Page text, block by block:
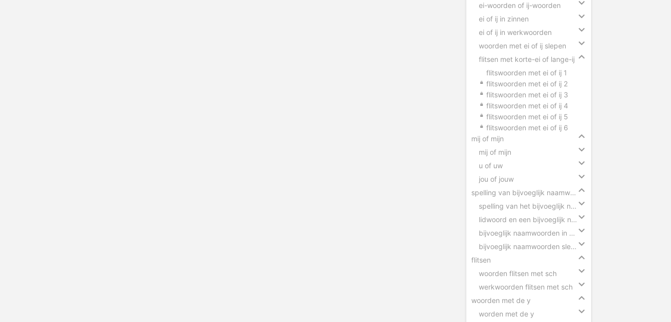
ei-woorden of ij-woorden
ei of ij in zinnen
ei of ij in werkwoorden
woorden met ei of ij slepen
flitsen met korte-ei of lange-ij
flitswoorden met ei of ij 1
flitswoorden met ei of ij 2
flitswoorden met ei of ij 3
flitswoorden met ei of ij 4
flitswoorden met ei of ij 5
flitswoorden met ei of ij 6
mij of mijn
mij of mijn
u of uw
jou of jouw
spelling van bijvoeglijk naamwoorden
spelling van het bijvoeglijk naamwoord
lidwoord en een bijvoeglijk naamwoord
bijvoeglijk naamwoorden in zinnen
bijvoeglijk naamwoorden slepen
flitsen
woorden flitsen met sch
werkwoorden flitsen met sch
woorden met de y
worden met de y